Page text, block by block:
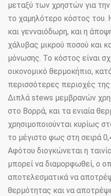
μεταξύ των χρηστών για
το χαμηλότερο κόστος του.
και γενναιόδωρη, και η
χάλυβας μικρού ποσού και
μόνωσης. Το κόστος είναι
οικονομικό θερμοκήπιο,
περισσότερες περιοχές
Διπλά stews μεμβρανών
στο Βορρά, και τα ενιαία
χρησιμοποιούνται κυρίως
το μέγιστο φως στη σειρά
Αφότου διογκώνεται η
μπορεί να διαμορφωθεί, ο
αποτελεσματικά να
θερμότητας και να